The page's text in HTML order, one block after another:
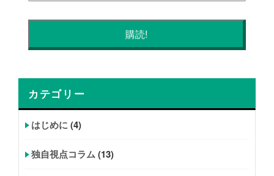
カテゴリー
はじめに(4)
独自視点コラム(13)